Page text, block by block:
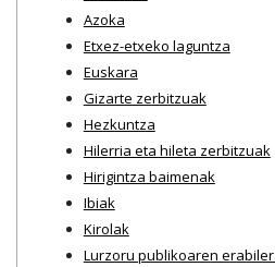
Azoka
Etxez-etxeko laguntza
Euskara
Gizarte zerbitzuak
Hezkuntza
Hilerria eta hileta zerbitzuak
Hirigintza baimenak
Ibiak
Kirolak
Lurzoru publikoaren